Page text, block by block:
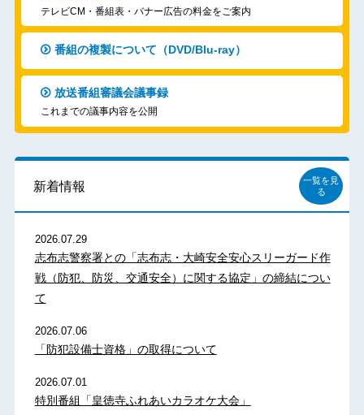
テレビCM・番組表・バナー広告の料金をご案内
番組の複製について（DVD/Blu-ray）
放送番組審議会議事録
これまでの議事内容を公開
新着情報
一覧を見
る
2026.07.29
志布志警察署との「志布志・大崎安全安心スリーガード作
戦（防犯、防災、交通安全）に関する協定」の締結につい
て
2026.07.06
「防犯設備士資格」の取得について
2026.07.01
特別番組「皇徳寺ふれあいカラオケ大会」